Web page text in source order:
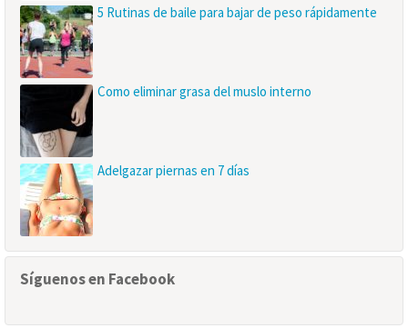
5 Rutinas de baile para bajar de peso rápidamente
Como eliminar grasa del muslo interno
Adelgazar piernas en 7 días
Síguenos en Facebook